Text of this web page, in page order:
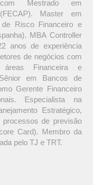
com Mestrado em
Master em
de Risco Financeiro e
MBA Controller
anos de experiência
de negócios com
Financeira e
em Bancos de
Gerente Financeiro
Especialista na
Estratégico,
processos de previsão
Card). Membro da
pelo TJ e TRT.